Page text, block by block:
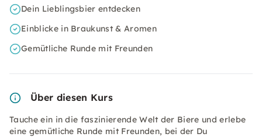
Dein Lieblingsbier entdecken
Einblicke in Braukunst & Aromen
Gemütliche Runde mit Freunden
Über diesen Kurs
Tauche ein in die faszinierende Welt der Biere und erlebe
eine gemütliche Runde mit Freunden, bei der Du